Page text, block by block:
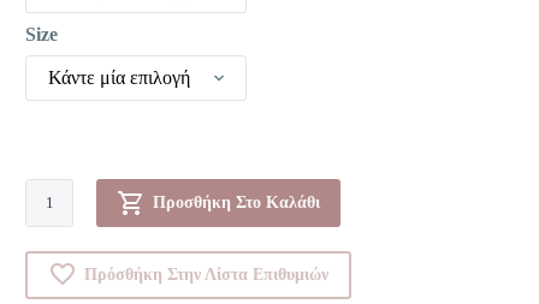
Size
Κάντε μία επιλογή
Σουτιέν
-
WOW
Comfort
Προσθήκη Στο Καλάθι
Πρόσθήκη Στην Λίστα Επιθυμιών